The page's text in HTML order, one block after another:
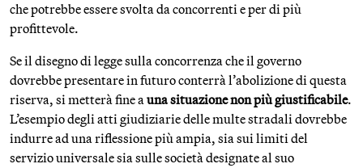
che potrebbe essere svolta da concorrenti e per di più
profittevole.
Se il disegno di legge sulla concorrenza che il governo
dovrebbe presentare in futuro conterrà l’abolizione di questa
riserva, si metterà fine auna situazione non più giustificabile.
L’esempio degli atti giudiziarie delle multe stradali dovrebbe
indurre ad una riflessione più ampia, sia sui limiti del
servizio universale sia sulle società designate al suo